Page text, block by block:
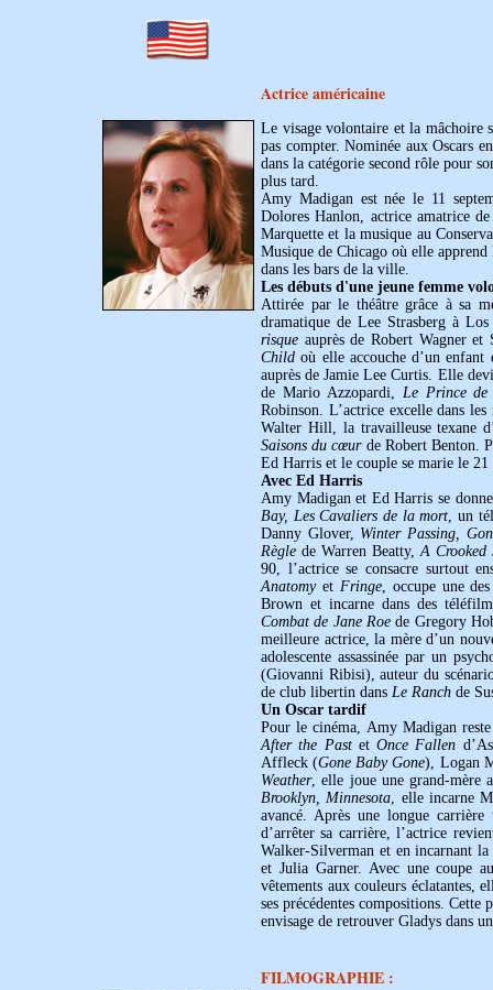
Actrice américaine
Le visage volontaire et la mâchoire
pas compter. Nominée aux Oscars
dans la catégorie second rôle pour
plus tard.
Amy Madigan est née le 11
Dolores Hanlon, actrice amatrice
Marquette et la musique au
Musique de Chicago où elle
dans les bars de la ville.
Les débuts d'une jeune femme
Attirée par le théâtre grâce à sa
dramatique de Lee Strasberg à
risque auprès de Robert Wagner
Child où elle accouche d’un
auprès de Jamie Lee Curtis. Elle
de Mario Azzopardi, Le Prince de
Robinson. L’actrice excelle dans
Walter Hill, la travailleuse texane
Saisons du cœurde Robert Benton.
Ed Harris et le couple se marie le
Avec Ed Harris
Amy Madigan et Ed Harris se
Bay, Les Cavaliers de la mort, un
Danny Glover, Winter Passing,
Règle de Warren Beatty,A Crooked
90, l’actrice se consacre surtout
Anatomyet Fringe, occupe une
Brown et incarne dans des
Combat de Jane Roede Gregory
meilleure actrice, la mère d’un
adolescente assassinée par un
(Giovanni Ribisi), auteur du
de club libertin dans Le Ranch de
Un Oscar tardif
Pour le cinéma, Amy Madigan
After the PastetOnce Fallen
Affleck (Gone Baby Gone), Logan
Weather, elle joue une grand-mère
Brooklyn, Minnesota, elle incarne
avancé. Après une longue
d’arrêter sa carrière, l’actrice
Walker-Silverman et en incarnant
et Julia Garner. Avec une coupe
vêtements aux couleurs éclatantes,
ses précédentes compositions.
envisage de retrouver Gladys dans
FILMOGRAPHIE :